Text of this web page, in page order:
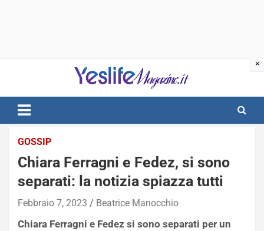
notizie di intrattenimento
GOSSIP
Chiara Ferragni e Fedez, si sono
separati: la notizia spiazza tutti
Febbraio 7, 2023 Beatrice Manocchio
Chiara Ferragni e Fedez si sono separati per un